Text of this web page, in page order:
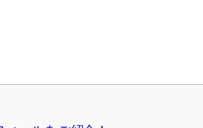
いつなのか気になった方もい